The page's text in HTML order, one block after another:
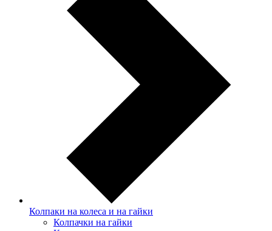
Колпаки на колеса и на гайки
Колпачки на гайки